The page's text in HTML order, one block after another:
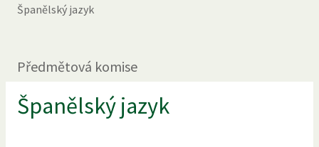
Španělský jazyk
Předmětová komise
Španělský jazyk